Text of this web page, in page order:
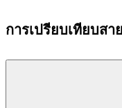
การเปรียบเทียบส